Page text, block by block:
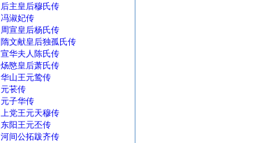
后主皇后穆氏传
冯淑妃传
周宣皇后杨氏传
隋文献皇后独孤氏传
宣华夫人陈氏传
炀愍皇后萧氏传
华山王元鸷传
元苌传
元子华传
上党王元天穆传
东阳王元丕传
河间公拓跋齐传